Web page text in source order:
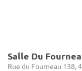
Salle Du
Rue du Fourneau 138,